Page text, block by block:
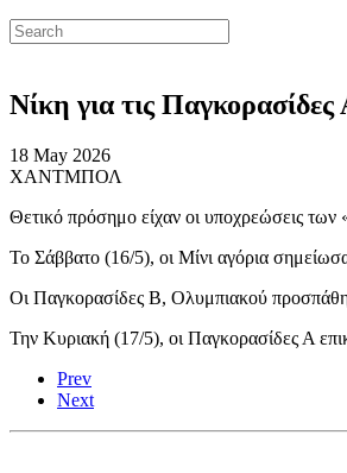
Νίκη για τις Παγκορασίδες
18 May 2026
ΧΑΝΤΜΠΟΛ
Θετικό πρόσημο είχαν οι υποχρεώσεις
Το Σάββατο (16/5), οι Μίνι αγόρια
Οι Παγκορασίδες Β, Ολυμπιακού
Την Κυριακή (17/5), οι Παγκορασίδες Α
Prev
Next